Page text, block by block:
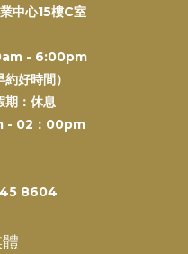
中心15樓C室
- 6:00pm
約好時間）
期：休息
- 02：00pm
8604